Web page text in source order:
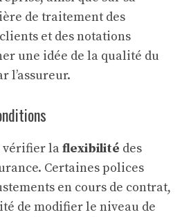
de traitement des
et des notations
une idée de la qualité du
l’assureur.
vérifier laflexibilité des
Certaines polices
en cours de contrat,
de modifier le niveau de